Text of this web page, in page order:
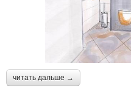
читать дальше →